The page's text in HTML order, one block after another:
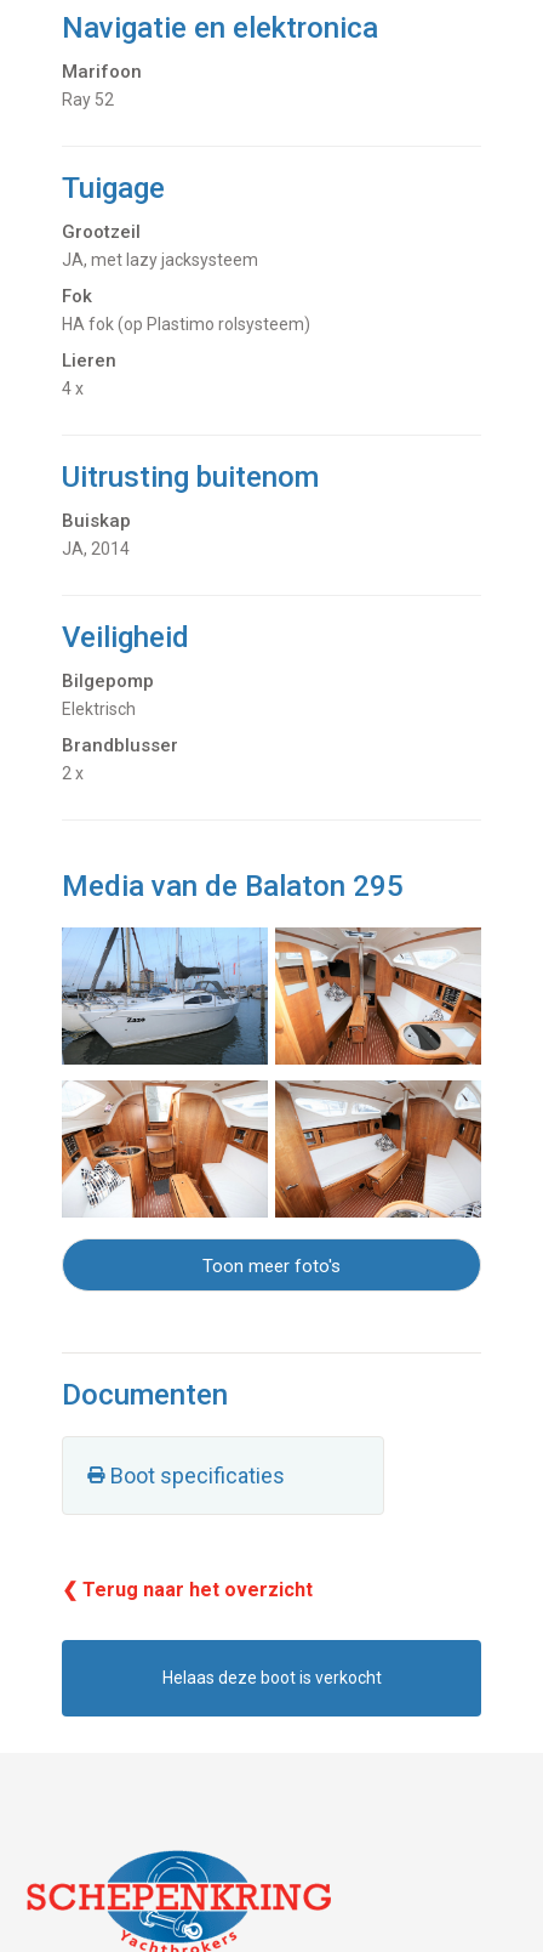
Navigatie en elektronica
Marifoon
Ray 52
Tuigage
Grootzeil
JA, met lazy jacksysteem
Fok
HA fok (op Plastimo rolsysteem)
Lieren
4 x
Uitrusting buitenom
Buiskap
JA, 2014
Veiligheid
Bilgepomp
Elektrisch
Brandblusser
2 x
Media van de Balaton 295
Toon meer foto's
Documenten
Boot specificaties
❮ Terug naar het overzicht
Helaas deze boot is verkocht